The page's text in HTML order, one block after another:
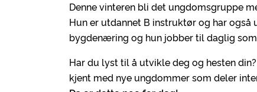
Denne vinteren bli det ungdomsgruppe
Hun er utdannet B instruktør og har
bygdenæring og hun jobber til daglig
Har du lyst til å utvikle deg og hesten
kjent med nye ungdommer som deler